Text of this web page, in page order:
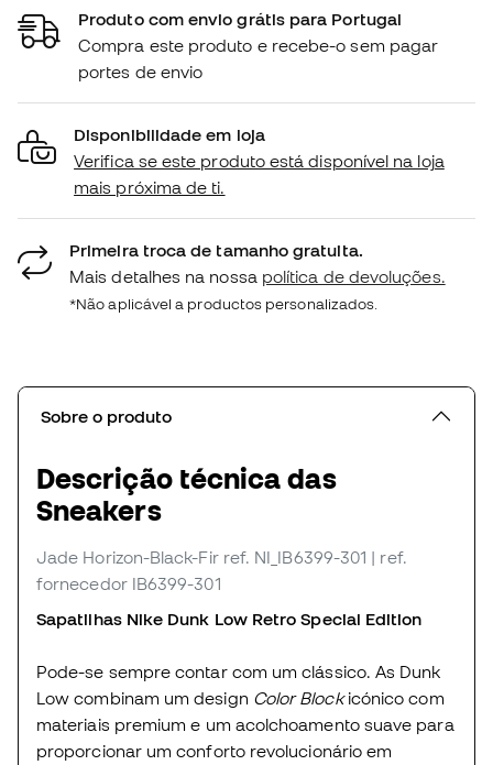
Produto com envio grátis para Portugal
Compra este produto e recebe-o sem pagar
portes de envio
Disponibilidade em loja
Verifica se este produto está disponível na loja
mais próxima de ti.
Primeira troca de tamanho gratuita.
Mais detalhes na nossa política de devoluções.
*Não aplicável a productos personalizados.
Sobre o produto
Descrição técnica das
Sneakers
Jade Horizon-Black-Fir ref. NI_IB6399-301 | ref.
fornecedor IB6399-301
Sapatilhas Nike Dunk Low Retro Special Edition
Pode-se sempre contar com um clássico. As Dunk
Low combinam um design Color Blockicónico com
materiais premium e um acolchoamento suave para
proporcionar um conforto revolucionário em